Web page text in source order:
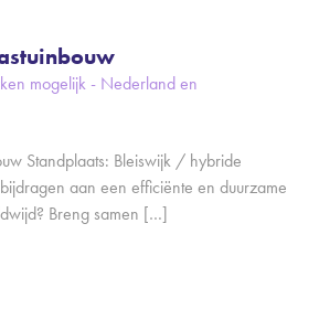
mogelijk - Nederland en
Standplaats: Bleiswijk / hybride
aan een efficiënte en duurzame
Breng samen […]